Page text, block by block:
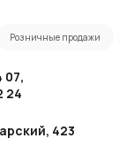
Розничные продажи
07,
24
423